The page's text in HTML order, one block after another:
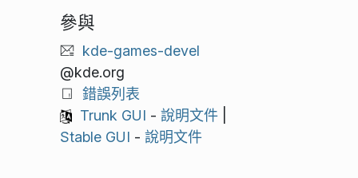
參與
kde-games-devel
@kde.org
錯誤列表
Trunk GUI - 說明文件|
Stable GUI - 說明文件